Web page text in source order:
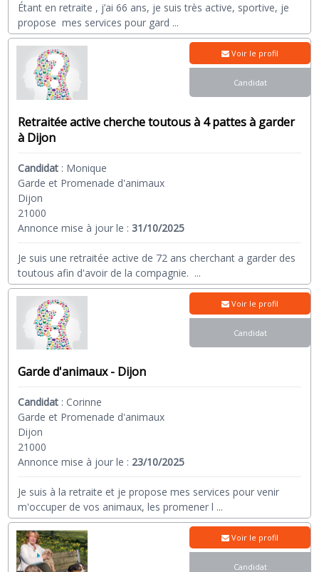
Étant en retraite , j’ai 66 ans, je suis très active, sportive, je
propose mes services pour gard ...
Retraitée active cherche toutous à 4 pattes à garder
à Dijon
Candidat : Monique
Garde et Promenade d'animaux
Dijon
21000
Annonce mise à jour le :31/10/2025
Je suis une retraitée active de 72 ans cherchant a garder des
toutous afin d'avoir de la compagnie. ...
Voir le profil
Candidat
Garde d'animaux - Dijon
Candidat : Corinne
Garde et Promenade d'animaux
Dijon
21000
Annonce mise à jour le : 23/10/2025
Je suis à la retraite et je propose mes services pour venir
m'occuper de vos animaux, les promener l ...
Voir le profil
Candidat
Voir le profil
Candidat